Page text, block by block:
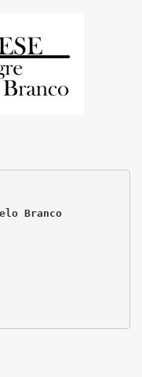
Branco